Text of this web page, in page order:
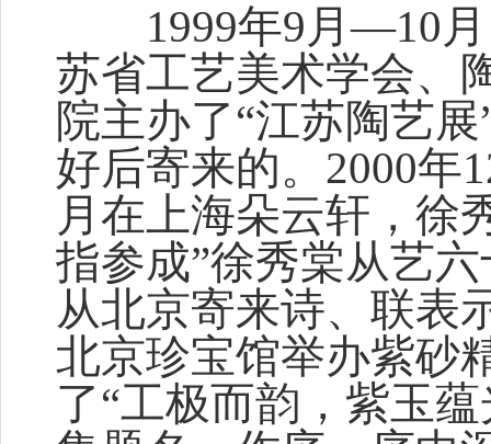
1999年9月—10月
苏省工艺美术学会、
院主办了“江苏陶艺
好后寄来的。2000年
月在上海朵云轩，徐
指参成”徐秀棠从艺
从北京寄来诗、联表
北京珍宝馆举办紫砂
了“工极而韵，紫玉